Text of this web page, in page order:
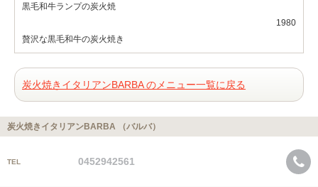
黒毛和牛ランプの炭火焼
1980
贅沢な黒毛和牛の炭火焼き
炭火焼きイタリアンBARBA のメニュー一覧に戻る
炭火焼きイタリアンBARBA （バルバ）
TEL 0452942561